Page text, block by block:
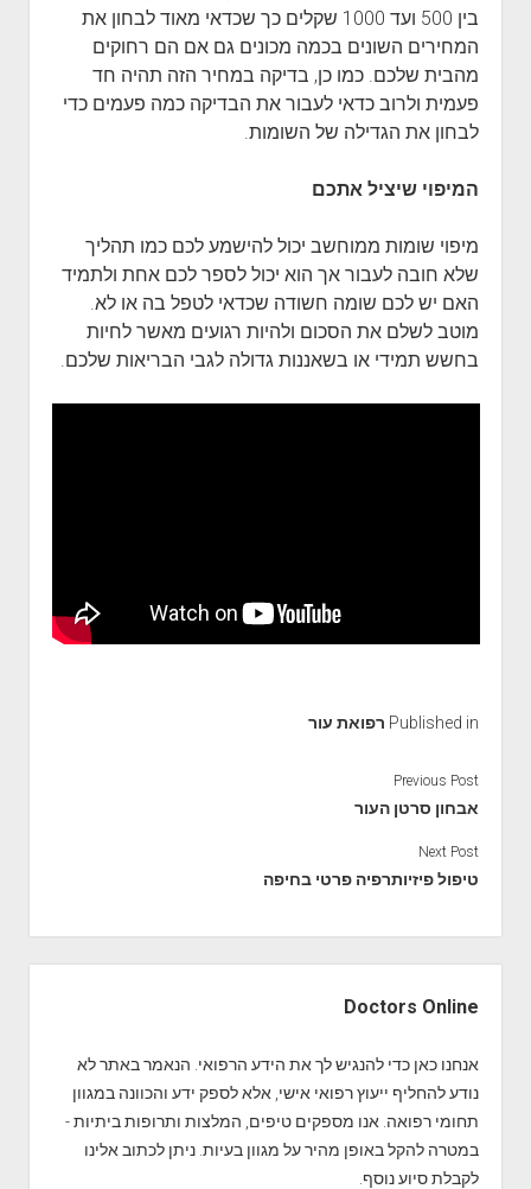
בין 500 ועד 1000 שקלים כך שכדאי מאוד לבחון את
המחירים השונים בכמה מכונים גם אם הם רחוקים
מהבית שלכם. כמו כן, בדיקה במחיר הזה תהיה חד
פעמית ולרוב כדאי לעבור את הבדיקה כמה פעמים כדי
לבחון את הגדילה של השומות.
המיפוי שיציל אתכם
מיפוי שומות ממוחשב יכול להישמע לכם כמו תהליך
שלא חובה לעבור אך הוא יכול לספר לכם אחת ולתמיד
האם יש לכם שומה חשודה שכדאי לטפל בה או לא.
מוטב לשלם את הסכום ולהיות רגועים מאשר לחיות
בחשש תמידי או בשאננות גדולה לגבי הבריאות שלכם.
Published in רפואת עור
Previous Post
אבחון סרטן העור
Next Post
טיפול פיזיותרפיה פרטי בחיפה
Doctors Online
אנחנו כאן כדי להנגיש לך את הידע הרפואי. הנאמר באתר לא
נודע להחליף ייעוץ רפואי אישי, אלא לספק ידע והכוונה במגוון
תחומי רפואה. אנו מספקים טיפים, המלצות ותרופות ביתיות -
במטרה להקל באופן מהיר על מגוון בעיות. ניתן לכתוב אלינו
לקבלת סיוע נוסף.